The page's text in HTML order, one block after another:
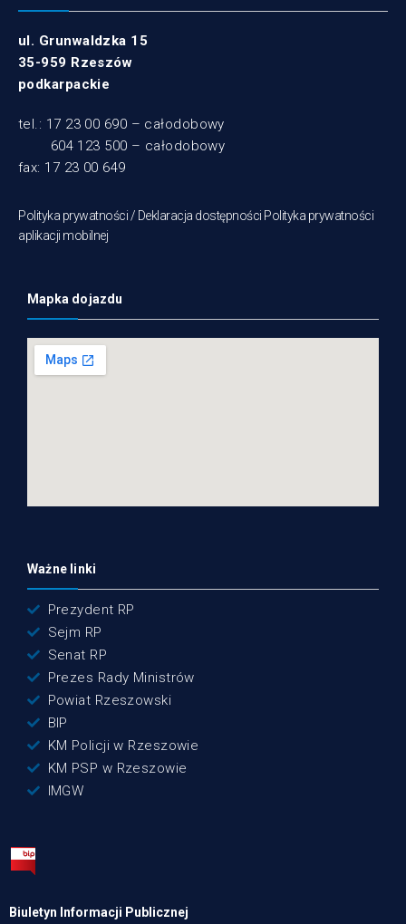
ul. Grunwaldzka 15
35-959 Rzeszów
podkarpackie
tel.: 17 23 00 690 – całodobowy
604 123 500 – całodobowy
fax: 17 23 00 649
Polityka prywatności / Deklaracja dostępności Polityka prywatności
aplikacji mobilnej
Mapka dojazdu
Ważne linki
Prezydent RP
Sejm RP
Senat RP
Prezes Rady Ministrów
Powiat Rzeszowski
BIP
KM Policji w Rzeszowie
KM PSP w Rzeszowie
IMGW
Biuletyn Informacji Publicznej